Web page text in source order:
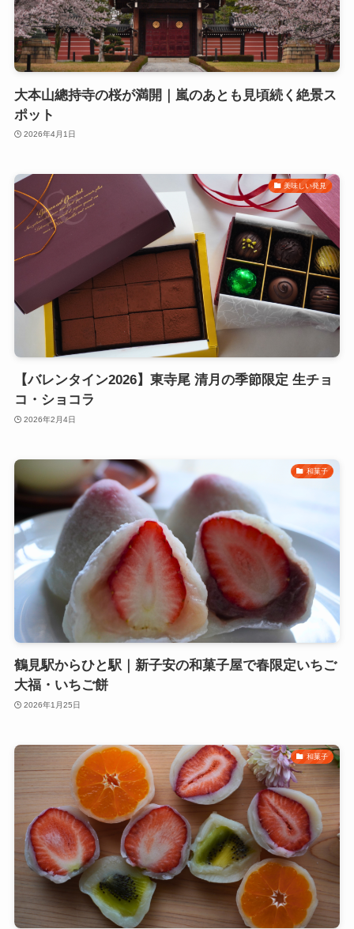
大本山總持寺の桜が満開｜嵐のあとも見頃続く絶景ス
ポット
2026年4月1日
美味しい発見
【バレンタイン2026】東寺尾 清月の季節限定 生チョ
コ・ショコラ
2026年2月4日
和菓子
鶴見駅からひと駅｜新子安の和菓子屋で春限定いちご
大福・いちご餅
2026年1月25日
和菓子